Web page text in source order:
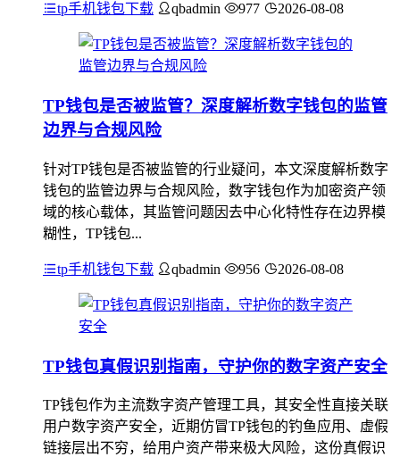
tp手机钱包下载 qbadmin 977 2026-08-08
TP钱包是否被监管？深度解析数字钱包的监管
边界与合规风险
针对TP钱包是否被监管的行业疑问，本文深度解析数字
钱包的监管边界与合规风险，数字钱包作为加密资产领
域的核心载体，其监管问题因去中心化特性存在边界模
糊性，TP钱包...
tp手机钱包下载 qbadmin 956 2026-08-08
TP钱包真假识别指南，守护你的数字资产安全
TP钱包作为主流数字资产管理工具，其安全性直接关联
用户数字资产安全，近期仿冒TP钱包的钓鱼应用、虚假
链接层出不穷，给用户资产带来极大风险，这份真假识